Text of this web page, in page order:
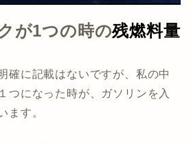
が1つの時の残燃料量
確に記載はないですが、私の中
つになった時が、ガソリンを入
ます。